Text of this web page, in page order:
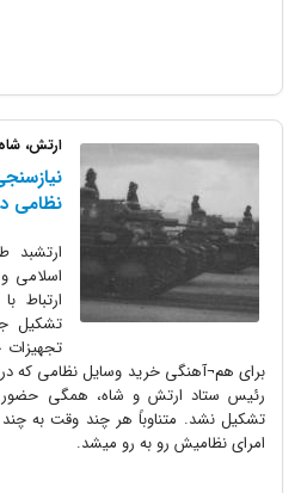
ارتش، شاه
نظامی
ارتشبد
اسلامی و
ارتباط
تشکیل
تجهیزات
برای هم¬آهنگی خرید وسایل نظامی که در
رئیس ستاد ارتش و شاه، همگی حضور
تشکیل نشد. متناوباً هر چند وقت به چند
امرای نظامیش رو به رو میشد.